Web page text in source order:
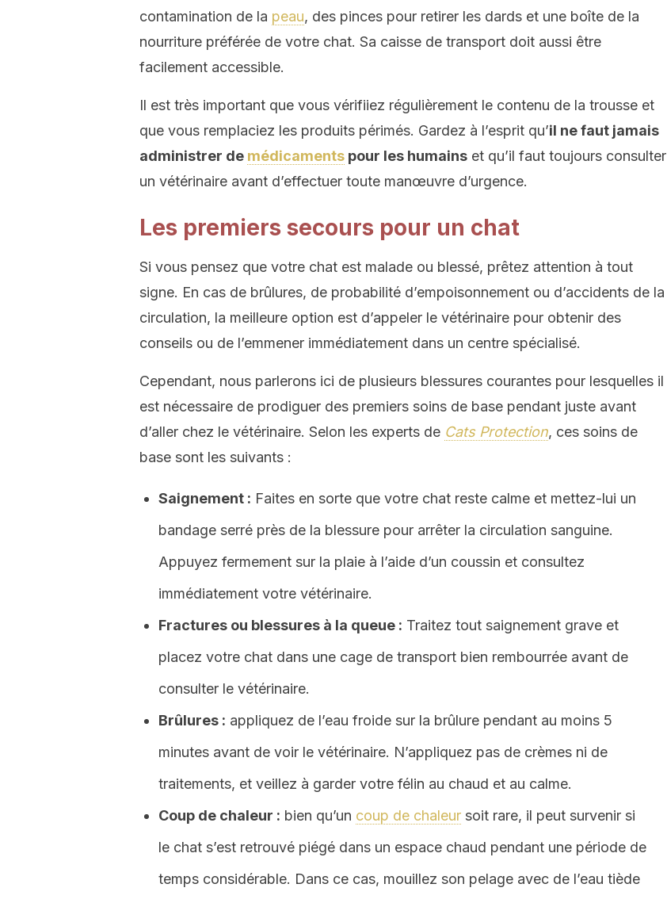
contamination de la peau, des pinces pour retirer les dards et une boîte de la
nourriture préférée de votre chat. Sa caisse de transport doit aussi être
facilement accessible.
Il est très important que vous vérifiiez régulièrement le contenu de la trousse et
que vous remplaciez les produits périmés. Gardez à l’esprit qu’il ne faut jamais
administrer de médicaments pour les humains et qu’il faut toujours consulter
un vétérinaire avant d’effectuer toute manœuvre d’urgence.
Les premiers secours pour un chat
Si vous pensez que votre chat est malade ou blessé, prêtez attention à tout
signe. En cas de brûlures, de probabilité d’empoisonnement ou d’accidents de la
circulation, la meilleure option est d’appeler le vétérinaire pour obtenir des
conseils ou de l’emmener immédiatement dans un centre spécialisé.
Cependant, nous parlerons ici de plusieurs blessures courantes pour lesquelles il
est nécessaire de prodiguer des premiers soins de base pendant juste avant
d’aller chez le vétérinaire. Selon les experts de Cats Protection, ces soins de
base sont les suivants :
Saignement : Faites en sorte que votre chat reste calme et mettez-lui un
bandage serré près de la blessure pour arrêter la circulation sanguine.
Appuyez fermement sur la plaie à l’aide d’un coussin et consultez
immédiatement votre vétérinaire.
Fractures ou blessures à la queue : Traitez tout saignement grave et
placez votre chat dans une cage de transport bien rembourrée avant de
consulter le vétérinaire.
Brûlures : appliquez de l’eau froide sur la brûlure pendant au moins 5
minutes avant de voir le vétérinaire. N’appliquez pas de crèmes ni de
traitements, et veillez à garder votre félin au chaud et au calme.
Coup de chaleur : bien qu’un coup de chaleur soit rare, il peut survenir si
le chat s’est retrouvé piégé dans un espace chaud pendant une période de
temps considérable. Dans ce cas, mouillez son pelage avec de l’eau tiède